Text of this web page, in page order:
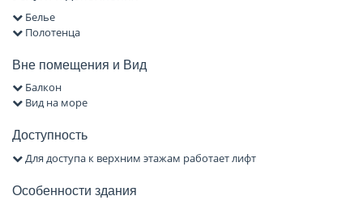
Белье
Полотенца
Вне помещения и Вид
Балкон
Вид на море
Доступность
Для доступа к верхним этажам работает лифт
Особенности здания